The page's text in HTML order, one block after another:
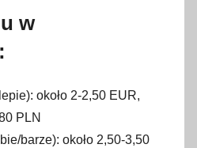
w
około 2-2,50 EUR,
PLN
barze): około 2,50-3,50